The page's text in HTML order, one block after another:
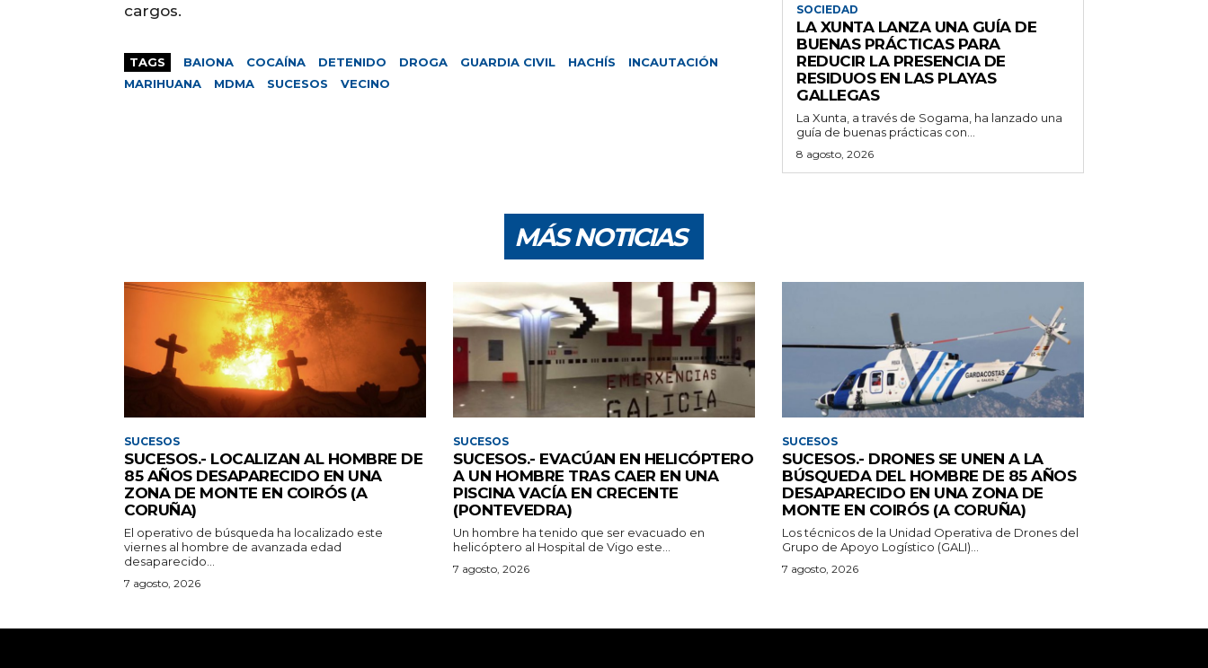
cargos.
TAGS BAIONA COCAÍNA DETENIDO DROGA GUARDIA CIVIL HACHÍS
INCAUTACIÓN
MARIHUANA
MDMA SUCESOS VECINO
SOCIEDAD
LA XUNTA LANZA UNA GUÍA DE
BUENAS PRÁCTICAS PARA
REDUCIR LA PRESENCIA DE
RESIDUOS EN LAS PLAYAS
GALLEGAS
La Xunta, a través de Sogama, ha lanzado una
guía de buenas prácticas con...
8 agosto, 2026
MÁS NOTICIAS
SUCESOS
SUCESOS.- LOCALIZAN AL HOMBRE DE
85 AÑOS DESAPARECIDO EN UNA
ZONA DE MONTE EN COIRÓS (A
CORUÑA)
El operativo de búsqueda ha localizado este
viernes al hombre de avanzada edad
desaparecido...
7 agosto, 2026
SUCESOS
SUCESOS.- EVACÚAN EN HELICÓPTERO
A UN HOMBRE TRAS CAER EN UNA
PISCINA VACÍA EN CRECENTE
(PONTEVEDRA)
Un hombre ha tenido que ser evacuado en
helicóptero al Hospital de Vigo este...
7 agosto, 2026
SUCESOS
SUCESOS.- DRONES SE UNEN A LA
BÚSQUEDA DEL HOMBRE DE 85 AÑOS
DESAPARECIDO EN UNA ZONA DE
MONTE EN COIRÓS (A CORUÑA)
Los técnicos de la Unidad Operativa de Drones del
Grupo de Apoyo Logístico (GALI)...
7 agosto, 2026